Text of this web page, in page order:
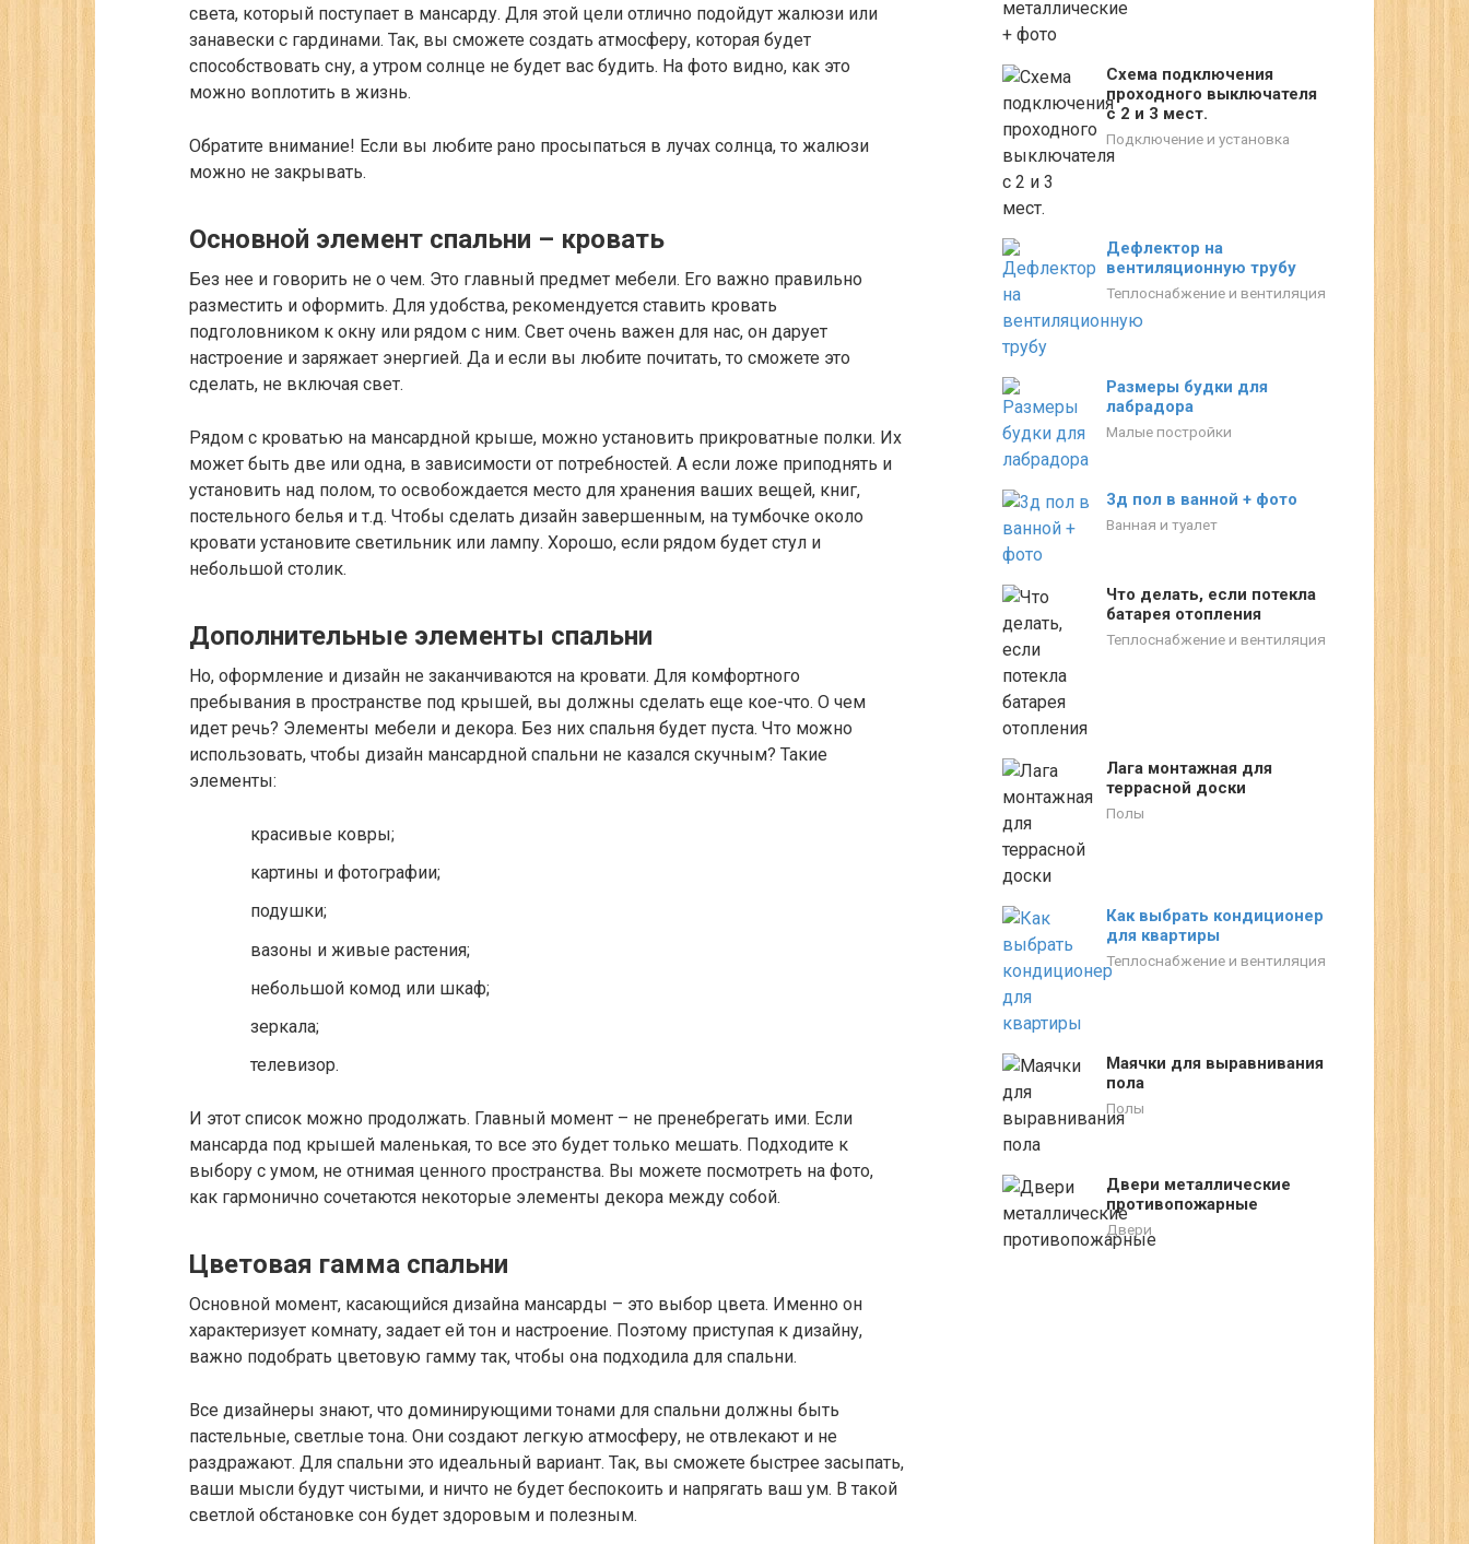
света, который поступает в мансарду. Для этой цели отлично подойдут жалюзи или
занавески с гардинами. Так, вы сможете создать атмосферу, которая будет
способствовать сну, а утром солнце не будет вас будить. На фото видно, как это
можно воплотить в жизнь.
Обратите внимание! Если вы любите рано просыпаться в лучах солнца, то жалюзи
можно не закрывать.
Основной элемент спальни – кровать
Без нее и говорить не о чем. Это главный предмет мебели. Его важно правильно
разместить и оформить. Для удобства, рекомендуется ставить кровать
подголовником к окну или рядом с ним. Свет очень важен для нас, он дарует
настроение и заряжает энергией. Да и если вы любите почитать, то сможете это
сделать, не включая свет.
Рядом с кроватью на мансардной крыше, можно установить прикроватные полки. Их
может быть две или одна, в зависимости от потребностей. А если ложе приподнять и
установить над полом, то освобождается место для хранения ваших вещей, книг,
постельного белья и т.д. Чтобы сделать дизайн завершенным, на тумбочке около
кровати установите светильник или лампу. Хорошо, если рядом будет стул и
небольшой столик.
Дополнительные элементы спальни
Но, оформление и дизайн не заканчиваются на кровати. Для комфортного
пребывания в пространстве под крышей, вы должны сделать еще кое-что. О чем
идет речь? Элементы мебели и декора. Без них спальня будет пуста. Что можно
использовать, чтобы дизайн мансардной спальни не казался скучным? Такие
элементы:
красивые ковры;
картины и фотографии;
подушки;
вазоны и живые растения;
небольшой комод или шкаф;
зеркала;
телевизор.
И этот список можно продолжать. Главный момент – не пренебрегать ими. Если
мансарда под крышей маленькая, то все это будет только мешать. Подходите к
выбору с умом, не отнимая ценного пространства. Вы можете посмотреть на фото,
как гармонично сочетаются некоторые элементы декора между собой.
Цветовая гамма спальни
Основной момент, касающийся дизайна мансарды – это выбор цвета. Именно он
характеризует комнату, задает ей тон и настроение. Поэтому приступая к дизайну,
важно подобрать цветовую гамму так, чтобы она подходила для спальни.
Все дизайнеры знают, что доминирующими тонами для спальни должны быть
пастельные, светлые тона. Они создают легкую атмосферу, не отвлекают и не
раздражают. Для спальни это идеальный вариант. Так, вы сможете быстрее засыпать,
ваши мысли будут чистыми, и ничто не будет беспокоить и напрягать ваш ум. В такой
светлой обстановке сон будет здоровым и полезным.
Схема подключения
проходного выключателя
с 2 и 3 мест.
Подключение и установка
Дефлектор на
вентиляционную трубу
Теплоснабжение и вентиляция
Размеры будки для
лабрадора
Малые постройки
3д пол в ванной + фото
Ванная и туалет
Что делать, если потекла
батарея отопления
Теплоснабжение и вентиляция
Лага монтажная для
террасной доски
Полы
Как выбрать кондиционер
для квартиры
Теплоснабжение и вентиляция
Маячки для выравнивания
пола
Полы
Двери металлические
противопожарные
Двери